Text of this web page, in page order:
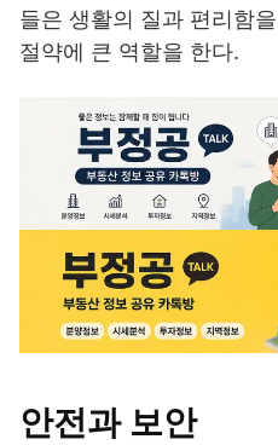
들은 생활의 질과 편리함
절약에 큰 역할을 한다.
안전과 보안